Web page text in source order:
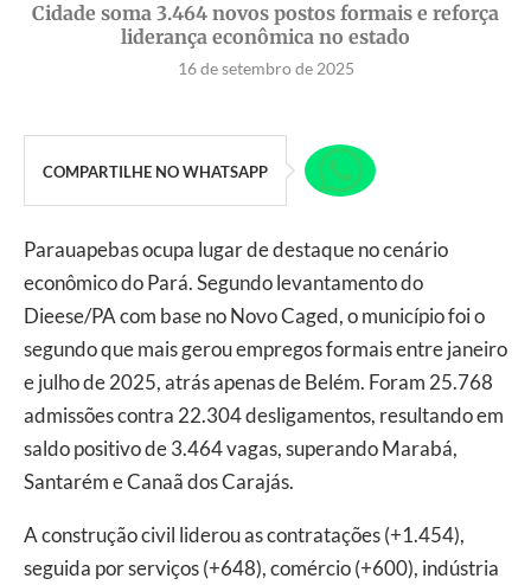
Cidade soma 3.464 novos postos formais e reforça
liderança econômica no estado
16 de setembro de 2025
COMPARTILHE NO WHATSAPP
Parauapebas ocupa lugar de destaque no cenário
econômico do Pará. Segundo levantamento do
Dieese/PA com base no Novo Caged, o município foi o
segundo que mais gerou empregos formais entre janeiro
e julho de 2025, atrás apenas de Belém. Foram 25.768
admissões contra 22.304 desligamentos, resultando em
saldo positivo de 3.464 vagas, superando Marabá,
Santarém e Canaã dos Carajás.
A construção civil liderou as contratações (+1.454),
seguida por serviços (+648), comércio (+600), indústria